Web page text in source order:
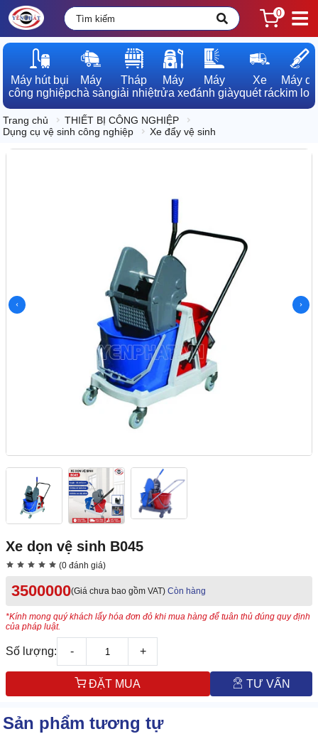
0
Máy hút bụi
công nghiệp
Máy
chà sàn
Tháp
giải nhiệt
Máy
rửa xe
Máy
đánh giày
Xe
quét rác
Máy dò
kim loại
Trang chủ
THIẾT BỊ CÔNG NGHIỆP
Dụng cụ vệ sinh công nghiệp
Xe đẩy vệ sinh
Xe dọn vệ sinh B045
(0 đánh giá)
3500000(Giá chưa bao gồm VAT) Còn hàng
*Kính mong quý khách lấy hóa đơn đỏ khi mua hàng để tuân thủ đúng quy định
của pháp luật.
Số lượng: - +
ĐẶT MUA TƯ VẤN
Sản phẩm tương tự